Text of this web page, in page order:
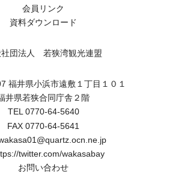
会員リンク
資料ダウンロード
社団法人 若狭湾観光連盟
福井県小浜市遠敷１丁目１０１
井県若狭合同庁舎２階
TEL 0770-64-5640
FAX 0770-64-5641
twitter.com/wakasabay
お問い合わせ